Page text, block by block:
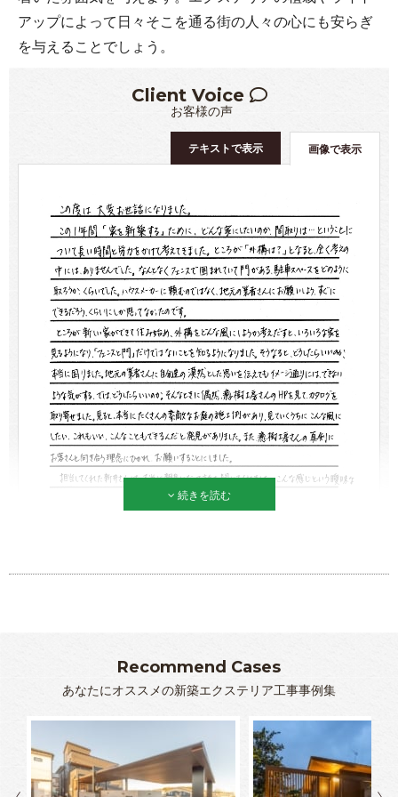
アップによって日々そこを通る街の人々の心にも安らぎ
を与えることでしょう。
Client Voice
お客様の声
画像で表示
テキストで表示
続きを読む
Recommend Cases
あなたにオススメの新築エクステリア工事事例集